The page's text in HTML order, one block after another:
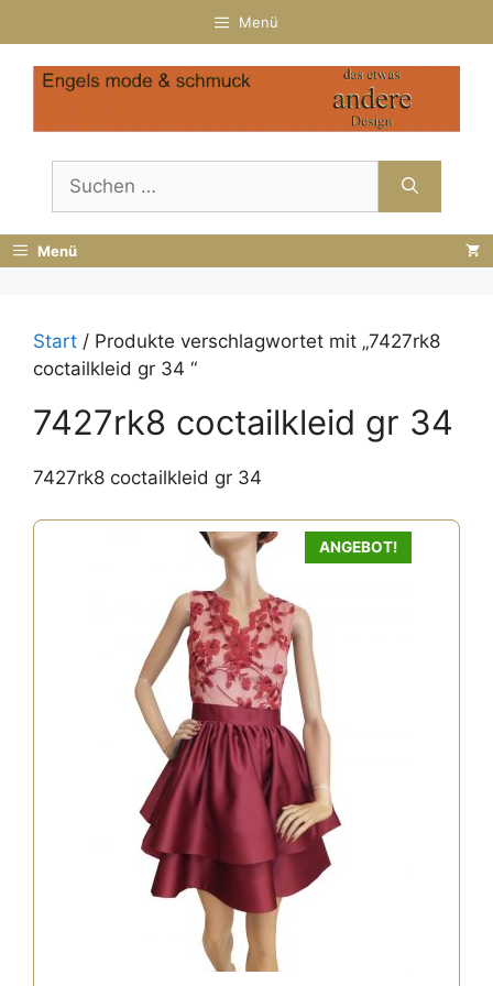
Inhalt
springen
Menü
nach:
Menü
Start / Produkte verschlagwortet mit „7427rk8
coctailkleid gr 34 “
7427rk8 coctailkleid gr 34
7427rk8 coctailkleid gr 34
ANGEBOT!